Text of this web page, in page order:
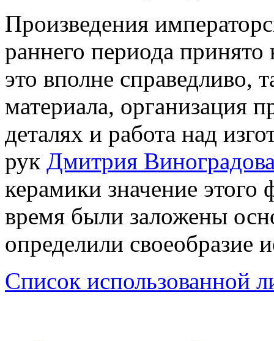
Произведения
раннего периода
это вполне справедливо,
материала, организация
деталях и работа над
рук Дмитрия
керамики значение этого
время были заложены
определили своеобразие
Список использованной